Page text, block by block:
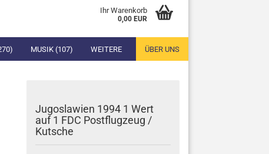
Ihr Warenkorb
0,00 EUR
MUSIK (107) ÜBER UNS
WEITERE
Jugoslawien 1994 1 Wert
auf 1 FDC Postflugzeug /
Kutsche